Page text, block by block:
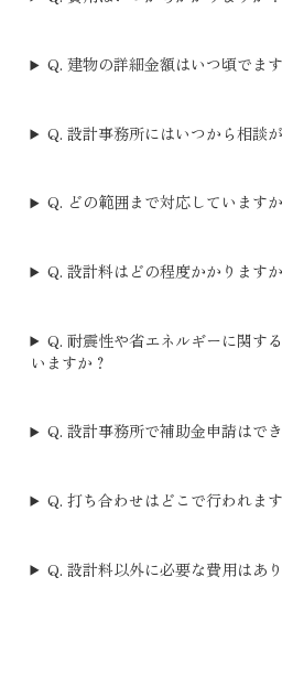
Q. 建物の詳細金額はいつ頃でま
Q. 設計事務所にはいつから相談
Q. どの範囲まで対応しています
Q. 設計料はどの程度かかります
Q. 耐震性や省エネルギーに関す
いますか？
Q. 設計事務所で補助金申請はで
Q. 打ち合わせはどこで行われま
Q. 設計料以外に必要な費用はあ